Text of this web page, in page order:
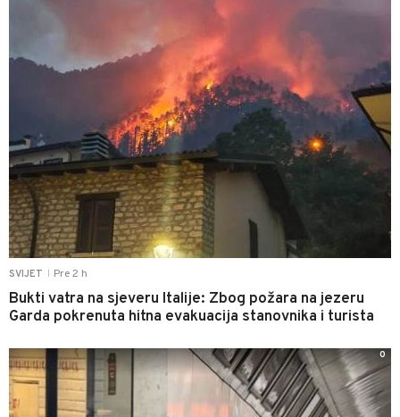
SVIJET Pre 2 h
Bukti vatra na sjeveru Italije: Zbog požara na jezeru
Garda pokrenuta hitna evakuacija stanovnika i turista
0